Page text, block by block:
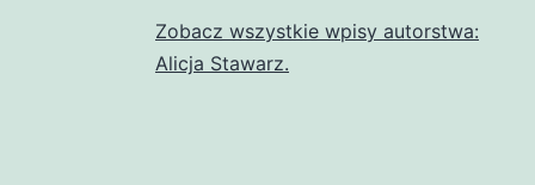
Zobacz wszystkie wpisy autorstwa:
Alicja Stawarz.